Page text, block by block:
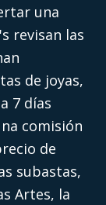
una
revisan las
de joyas,
7 días
comisión
de
subastas,
Artes, la